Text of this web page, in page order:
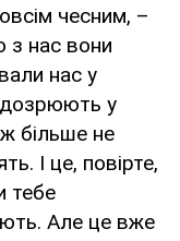
чесним, –
з нас вони
нас у
у
більше не
І це, повірте,
тебе
Але це вже